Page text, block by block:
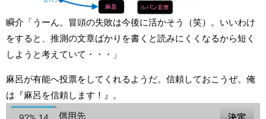
瞬介「うーん。冒頭の失敗は今後に活かそう（笑）。いいわけ
をすると、推測の文章ばかりを書くと読みにくくなるから短く
しようと考えていて・・・」
麻呂が有能へ投票をしてくれるようだ。信頼しておこうぜ。俺
は『麻呂を信頼します！』。